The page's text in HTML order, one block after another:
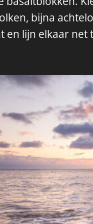
bijna
en lijn elkaar